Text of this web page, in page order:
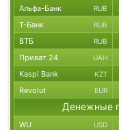
Альфа-Банк RUB
Т-Банк RUB
ВТБ RUB
Приват 24 UAH
Kaspi Bank KZT
Revolut EUR
Денежные
WU USD